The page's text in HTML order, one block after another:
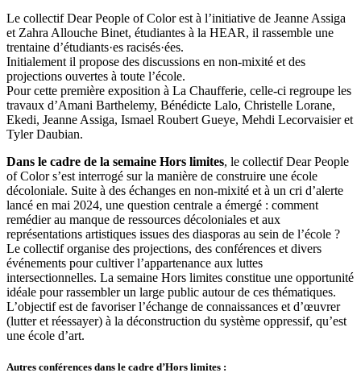
Le collectif Dear People of Color est à l’initiative de Jeanne Assiga
et Zahra Allouche Binet, étudiantes à la HEAR, il rassemble une
trentaine d’étudiants·es racisés·ées.
Initialement il propose des discussions en non-mixité et des
projections ouvertes à toute l’école.
Pour cette première exposition à La Chaufferie, celle-ci regroupe les
travaux d’Amani Barthelemy, Bénédicte Lalo, Christelle Lorane,
Ekedi, Jeanne Assiga, Ismael Roubert Gueye, Mehdi Lecorvaisier et
Tyler Daubian.
Dans le cadre de la semaine Hors limites, le collectif Dear People
of Color s’est interrogé sur la manière de construire une école
décoloniale. Suite à des échanges en non-mixité et à un cri d’alerte
lancé en mai 2024, une question centrale a émergé : comment
remédier au manque de ressources décoloniales et aux
représentations artistiques issues des diasporas au sein de l’école ?
Le collectif organise des projections, des conférences et divers
événements pour cultiver l’appartenance aux luttes
intersectionnelles. La semaine Hors limites constitue une opportunité
idéale pour rassembler un large public autour de ces thématiques.
L’objectif est de favoriser l’échange de connaissances et d’œuvrer
(lutter et réessayer) à la déconstruction du système oppressif, qu’est
une école d’art.
Autres conférences dans le cadre d’Hors limites :